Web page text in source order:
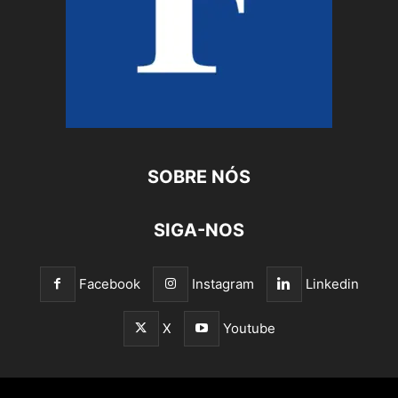
SOBRE NÓS
SIGA-NOS
Facebook Instagram Linkedin
X Youtube